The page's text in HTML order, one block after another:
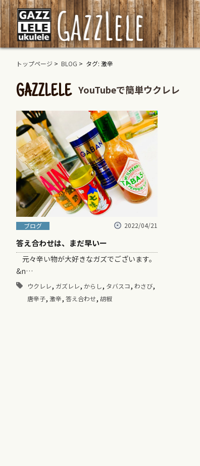
トップページ > BLOG > タグ: 激辛
GAZZLELE YouTubeで簡単ウクレレ
ブログ 2022/04/21
答え合わせは、まだ早いー
元々辛い物が大好きなガズでございます。
&n…
ウクレレ, ガズレレ, からし, タバスコ, わさび,
唐辛子, 激辛, 答え合わせ, 胡椒